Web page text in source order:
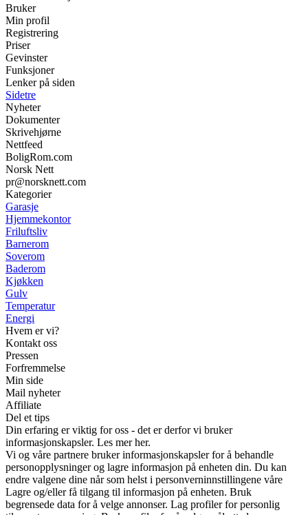
Bruker
Min profil
Registrering
Priser
Gevinster
Funksjoner
Lenker på siden
Sidetre
Nyheter
Dokumenter
Skrivehjørne
Nettfeed
BoligRom.com
Norsk Nett
pr@norsknett.com
Kategorier
Garasje
Hjemmekontor
Friluftsliv
Barnerom
Soverom
Baderom
Kjøkken
Gulv
Temperatur
Energi
Hvem er vi?
Kontakt oss
Pressen
Forfremmelse
Min side
Mail nyheter
Affiliate
Del et tips
Din erfaring er viktig for oss - det er derfor vi bruker
informasjonskapsler. Les mer her.
Vi og våre partnere bruker informasjonskapsler for å behandle
personopplysninger og lagre informasjon på enheten din. Du kan
endre valgene dine når som helst i personverninnstillingene våre
Lagre og/eller få tilgang til informasjon på enheten. Bruk
begrensede data for å velge annonser. Lag profiler for personlig